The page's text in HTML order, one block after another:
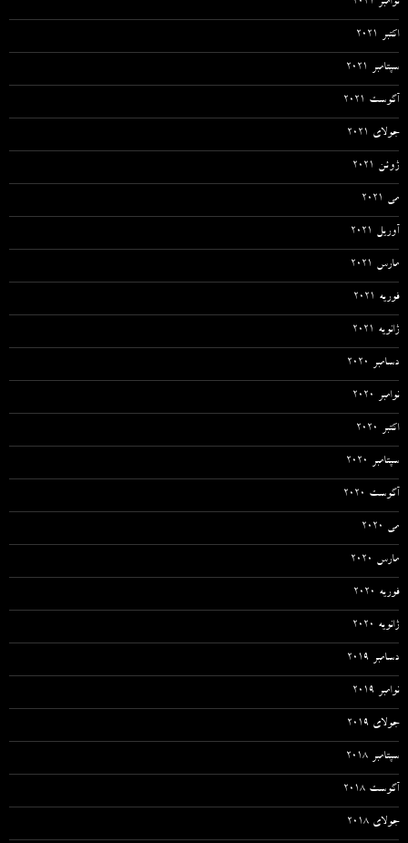
نوامبر 2021
اکتبر 2021
سپتامبر 2021
آگوست 2021
جولای 2021
ژوئن 2021
می 2021
آوریل 2021
مارس 2021
فوریه 2021
ژانویه 2021
دسامبر 2020
نوامبر 2020
اکتبر 2020
سپتامبر 2020
آگوست 2020
می 2020
مارس 2020
فوریه 2020
ژانویه 2020
دسامبر 2019
نوامبر 2019
جولای 2019
سپتامبر 2018
آگوست 2018
جولای 2018